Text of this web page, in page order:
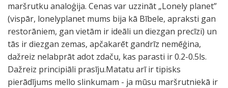
maršrutku analoģija. Cenas var uzzināt „Lonely planet”
(vispār, lonelyplanet mums bija kā Bībele, apraksti gan
restorāniem, gan vietām ir ideāli un diezgan precīzi) un
tās ir diezgan zemas, apčakarēt gandrīz nemēģina,
dažreiz nelabprāt adot zdaču, kas parasti ir 0.2-0.5ls.
Dažreiz principiāli prasīju.Matatu arī ir tipisks
pierādījums mello slinkumam - ja mūsu maršrutniekā ir